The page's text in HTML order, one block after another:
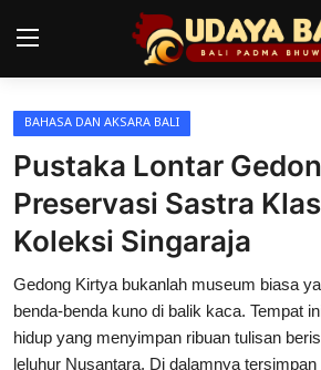
Home
Pura
Desa Adat
Tradisi
Kearifan lokal
BAHASA DAN AKSARA BALI
Pustaka Lontar
Preservasi Sastra
Koleksi Singaraja
Gedong Kirtya bukanlah museum biasa
benda-benda kuno di balik kaca. Tempat
hidup yang menyimpan ribuan tulisan
leluhur Nusantara. Di dalamnya